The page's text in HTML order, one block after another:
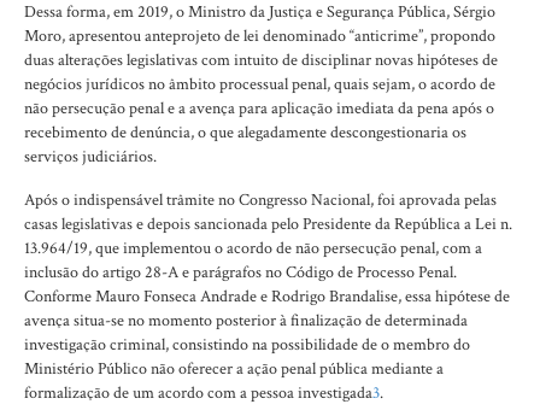
Dessa forma, em 2019, o Ministro da Justiça e Segurança Pública, Sérgio
Moro, apresentou anteprojeto de lei denominado “anticrime”, propondo
duas alterações legislativas com intuito de disciplinar novas hipóteses de
negócios jurídicos no âmbito processual penal, quais sejam, o acordo de
não persecução penal e a avença para aplicação imediata da pena após o
recebimento de denúncia, o que alegadamente descongestionaria os
serviços judiciários.
Após o indispensável trâmite no Congresso Nacional, foi aprovada pelas
casas legislativas e depois sancionada pelo Presidente da República a Lei n.
13.964/19, que implementou o acordo de não persecução penal, com a
inclusão do artigo 28-A e parágrafos no Código de Processo Penal.
Conforme Mauro Fonseca Andrade e Rodrigo Brandalise, essa hipótese de
avença situa-se no momento posterior à finalização de determinada
investigação criminal, consistindo na possibilidade de o membro do
Ministério Público não oferecer a ação penal pública mediante a
formalização de um acordo com a pessoa investigada3.